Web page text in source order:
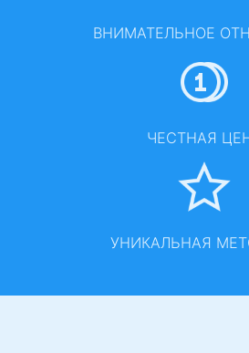
ВНИМАТЕЛЬНОЕ
ЧЕСТНАЯ
УНИКАЛЬНАЯ